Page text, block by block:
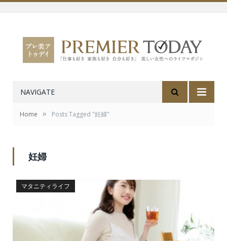
NAVIGATE
Home » Posts Tagged "妊婦"
妊婦
マタニティライフ